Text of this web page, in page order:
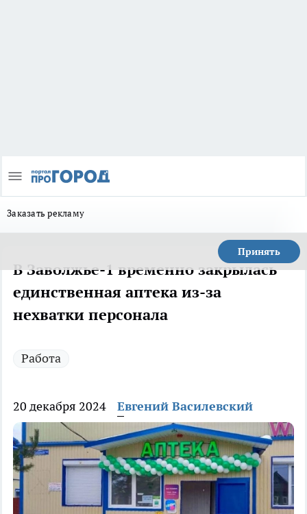
Заказать рекламу
Принять
В Заволжье-1 временно закрылась
единственная аптека из-за
нехватки персонала
Работа
20 декабря 2024 Евгений Василевский